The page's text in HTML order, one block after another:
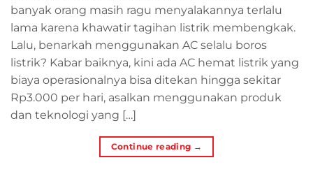
banyak orang masih ragu menyalakannya terlalu
lama karena khawatir tagihan listrik membengkak.
Lalu, benarkah menggunakan AC selalu boros
listrik? Kabar baiknya, kini ada AC hemat listrik yang
biaya operasionalnya bisa ditekan hingga sekitar
Rp3.000 per hari, asalkan menggunakan produk
dan teknologi yang […]
Continue reading →